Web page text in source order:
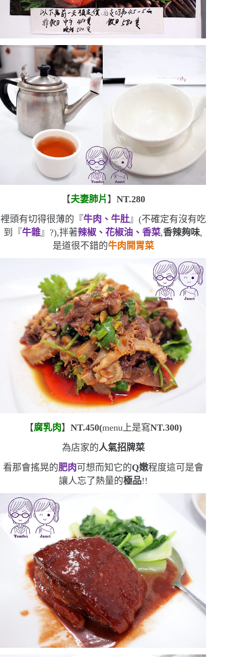
【夫妻肺片 】 NT.280
裡頭有切得很薄的『牛肉、牛肚』 (不確定有沒有吃
到『牛雜 』?),拌著辣椒、花椒油、香菜,香辣夠味,
是道很不錯的牛肉開胃菜
【腐乳肉 】 NT.450(menu上是寫NT.300)
為店家的人氣招牌菜
看那會搖晃的肥肉可想而知它的Q嫩程度這可是會
讓人忘了熱量的極品!!